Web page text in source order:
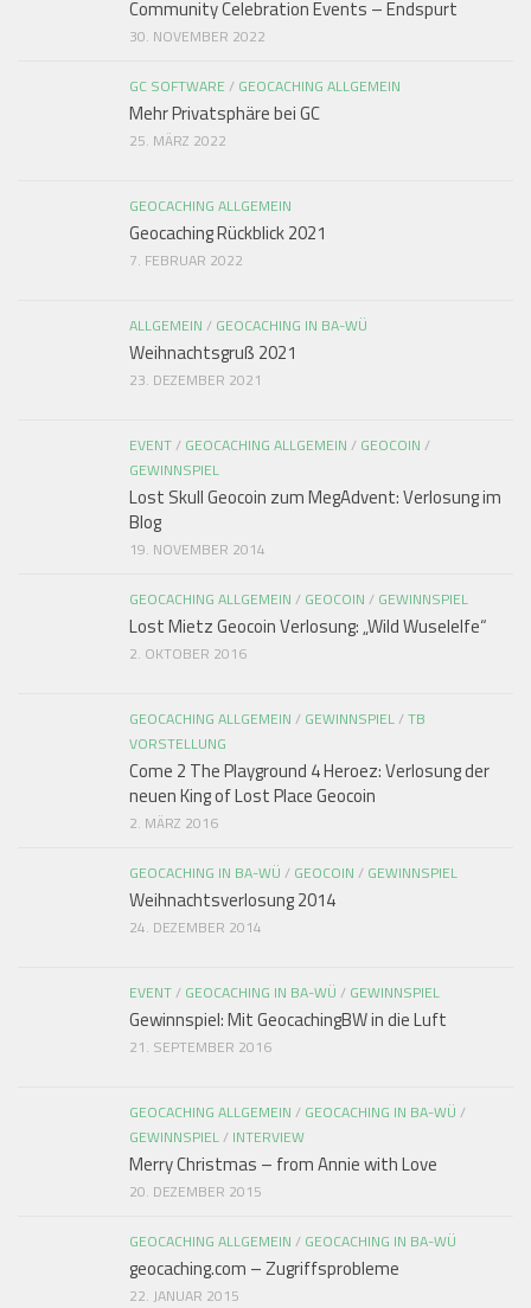
Community Celebration Events – Endspurt
30. NOVEMBER 2022
GC SOFTWARE / GEOCACHING ALLGEMEIN
Mehr Privatsphäre bei GC
25. MÄRZ 2022
GEOCACHING ALLGEMEIN
Geocaching Rückblick 2021
7. FEBRUAR 2022
ALLGEMEIN / GEOCACHING IN BA-WÜ
Weihnachtsgruß 2021
23. DEZEMBER 2021
EVENT/ GEOCACHING ALLGEMEIN / GEOCOIN /
GEWINNSPIEL
Lost Skull Geocoin zum MegAdvent: Verlosung im
Blog
19. NOVEMBER 2014
GEOCACHING ALLGEMEIN / GEOCOIN / GEWINNSPIEL
Lost Mietz Geocoin Verlosung: „Wild Wuselelfe“
2. OKTOBER 2016
GEOCACHING ALLGEMEIN / GEWINNSPIEL/TB
VORSTELLUNG
Come 2 The Playground 4 Heroez: Verlosung der
neuen King of Lost Place Geocoin
2. MÄRZ 2016
GEOCACHING IN BA-WÜ / GEOCOIN / GEWINNSPIEL
Weihnachtsverlosung 2014
24. DEZEMBER 2014
EVENT/ GEOCACHING IN BA-WÜ / GEWINNSPIEL
Gewinnspiel: Mit GeocachingBW in die Luft
21. SEPTEMBER 2016
GEOCACHING ALLGEMEIN / GEOCACHING IN BA-WÜ /
GEWINNSPIEL/ INTERVIEW
Merry Christmas – from Annie with Love
20. DEZEMBER 2015
GEOCACHING ALLGEMEIN / GEOCACHING IN BA-WÜ
geocaching.com – Zugriffsprobleme
22. JANUAR 2015